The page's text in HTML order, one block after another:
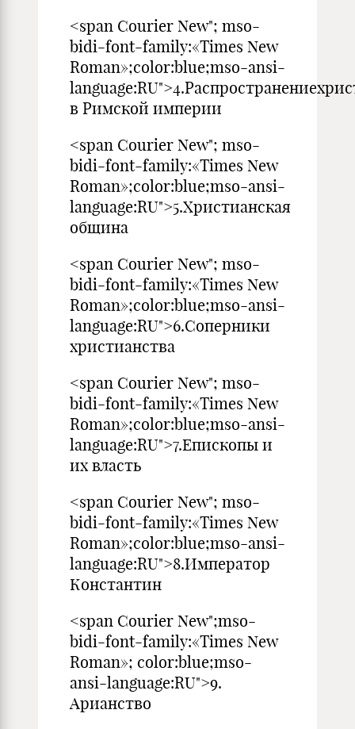
<span Courier New"; mso-
bidi-font-family:«Times New
Roman»;color:blue;mso-ansi-
в Римской империи
<span Courier New"; mso-
bidi-font-family:«Times New
Roman»;color:blue;mso-ansi-
language:RU">5.Христианская
община
<span Courier New"; mso-
bidi-font-family:«Times New
Roman»;color:blue;mso-ansi-
language:RU">6.Соперники
христианства
<span Courier New"; mso-
bidi-font-family:«Times New
Roman»;color:blue;mso-ansi-
language:RU">7.Епископы и
их власть
<span Courier New"; mso-
bidi-font-family:«Times New
Roman»;color:blue;mso-ansi-
language:RU">8.Император
Константин
<span Courier New";mso-
bidi-font-family:«Times New
Roman»; color:blue;mso-
ansi-language:RU">9.
Арианство